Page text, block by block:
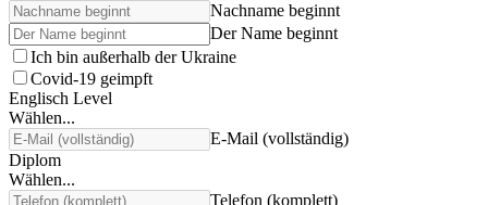
Nachname beginnt
Der Name beginnt
Ich bin außerhalb der Ukraine
Covid-19 geimpft
Englisch Level
Wählen...
E-Mail (vollständig)
Diplom
Wählen...
Telefon (komplett)